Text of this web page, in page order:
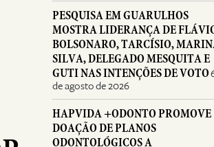
PESQUISA EM GUARULHOS
MOSTRA LIDERANÇA DE
BOLSONARO, TARCÍSIO,
SILVA, DELEGADO MESQUITA E
GUTI NAS INTENÇÕES DE VOTO
de agosto de 2026
HAPVIDA +ODONTO PROMOVE
DOAÇÃO DE PLANOS
ODONTOLÓGICOS A